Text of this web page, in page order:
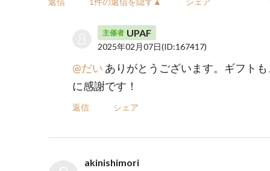
主催者 UPAF
2025年02月07日(ID:167417)
@だい ありがとうございます。ギフト
に感謝です！
返信 シェア
akinishimori